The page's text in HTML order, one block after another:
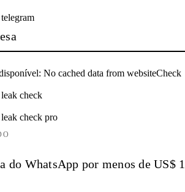
No cached data from websiteCheck
check
check pro
do WhatsApp por menos de US$ 1